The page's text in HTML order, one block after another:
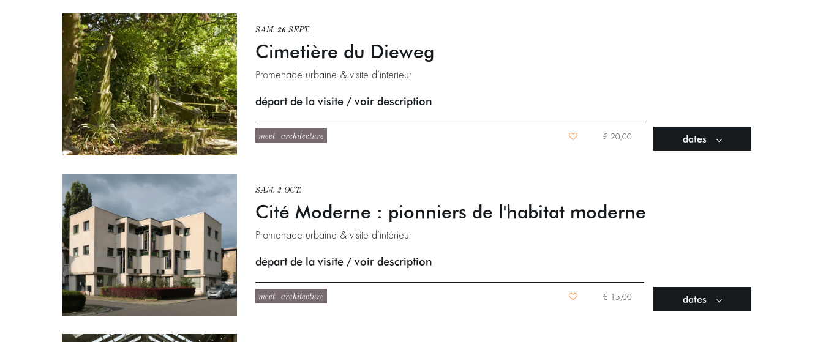
Cimetière du Dieweg
Promenade urbaine & visite d’intérieur
SAM. 26 SEPT.
départ de la visite / voir description
meet architecture € 20,00 dates
Cité Moderne : pionniers de l'habitat moderne
Promenade urbaine & visite d’intérieur
SAM. 3 OCT.
départ de la visite / voir description
meet architecture € 15,00 dates